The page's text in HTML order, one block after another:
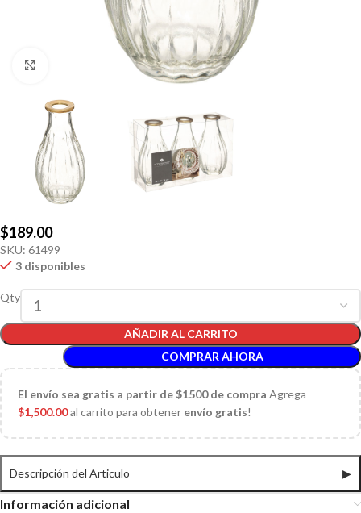
$189.00
SKU: 61499
3 disponibles
Qty
AÑADIR AL CARRITO
COMPRAR AHORA
El envío sea gratis a partir de $1500 de compra Agrega
$1,500.00al carrito para obtener envío gratis!
Descripción del Articulo ▶
Información adicional